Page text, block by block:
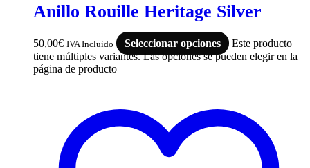
Anillo Rouille Heritage Silver
50,00€ IVA Incluido Seleccionar opciones
Este producto
tiene múltiples variantes. Las opciones se pueden elegir en la
página de producto